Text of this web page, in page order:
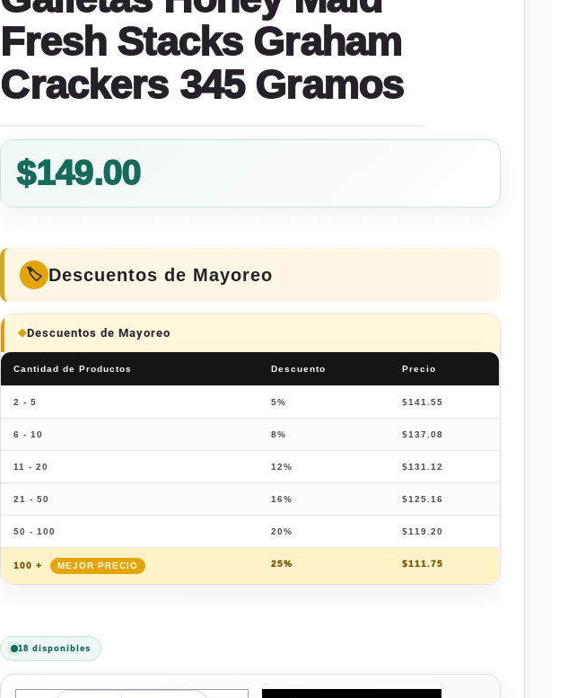
Fresh Stacks Graham
Crackers 345 Gramos
$149.00
Descuentos de Mayoreo
Descuentos de Mayoreo
Cantidad de Productos Descuento Precio
2 - 5 5% $141.55
6 - 10 8% $137.08
11 - 20 12% $131.12
21 - 50 16% $125.16
50 - 100 20% $119.20
100 + 25% $111.75
18 disponibles